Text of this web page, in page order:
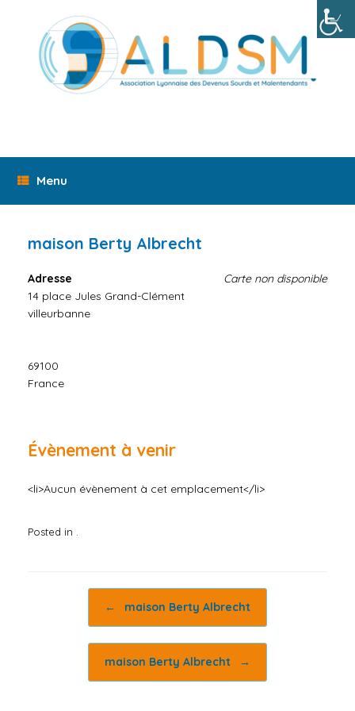
Menu
maison Berty Albrecht
Carte non disponible
Adresse
14 place Jules Grand-Clément
villeurbanne
69100
France
Évènement à venir
<li>Aucun évènement à cet emplacement</li>
Posted in .
← maison Berty Albrecht
maison Berty Albrecht →